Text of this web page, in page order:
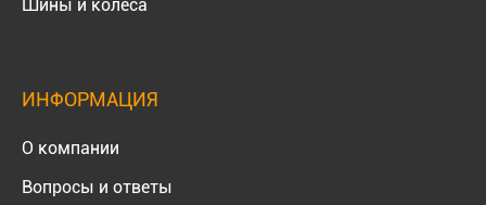
Шины и колеса
ИНФОРМАЦИЯ
О компании
Вопросы и ответы